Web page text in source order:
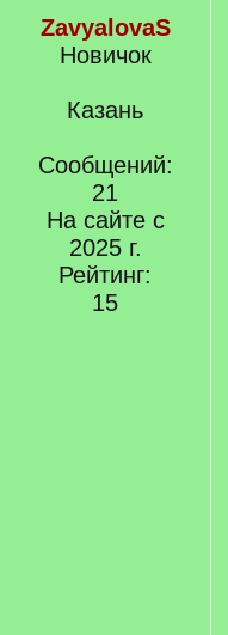
ZavyalovaS
Новичок
Казань
Сообщений:
21
На сайте с
2025 г.
Рейтинг:
15